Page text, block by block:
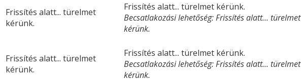
Frissítés alatt... türelmet
kérünk.
Frissítés alatt... türelmet kérünk.
Becsatlakozási lehetőség: Frissítés alatt... türelmet
kérünk.
Frissítés alatt... türelmet
kérünk.
Frissítés alatt... türelmet kérünk.
Becsatlakozási lehetőség: Frissítés alatt... türelmet
kérünk.